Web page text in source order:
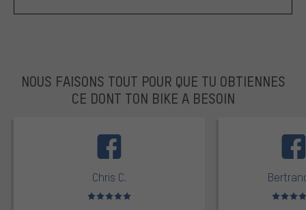
NOUS FAISONS TOUT POUR QUE TU OBTIENNES
CE DONT TON BIKE A BESOIN
Chris C.
Note moyenne : 5 sur 5 Note